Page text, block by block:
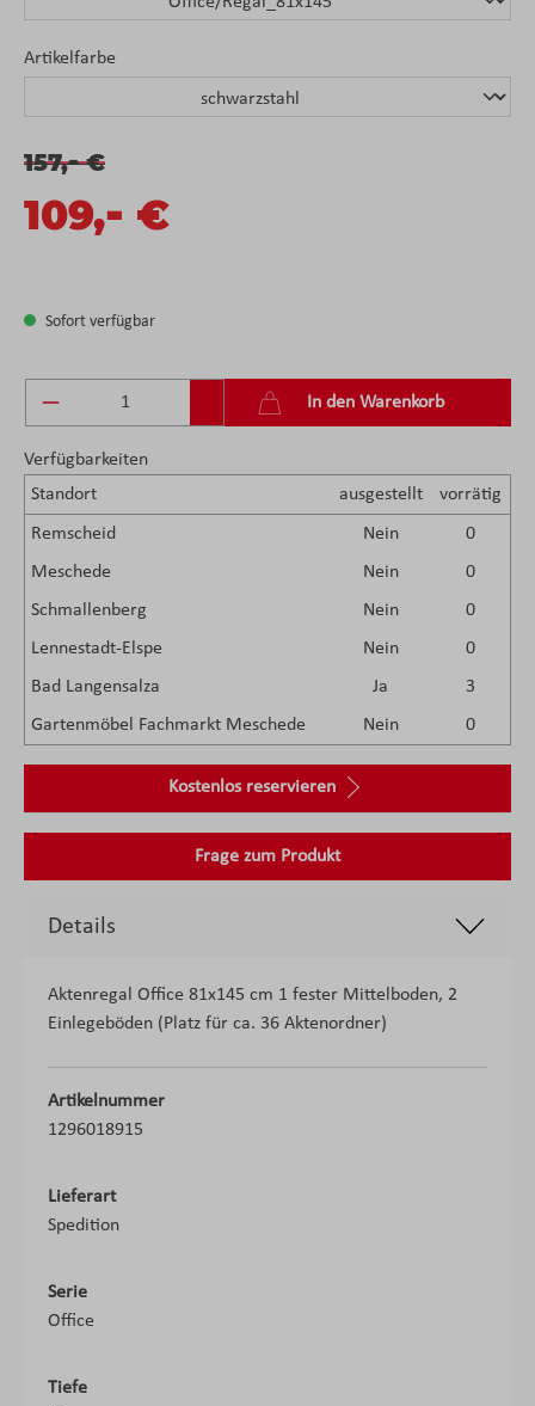
Artikelfarbe
157,-€
109,- €
Sofort verfügbar
Produkt Anzahl: Gib den gewünschten Wert
In den Warenkorb
Verfügbarkeiten
Standort
ausgestellt vorrätig
Remscheid Nein
0
Meschede
Nein
0
Schmallenberg
Nein
0
Lennestadt-Elspe
Nein
0
Bad Langensalza
Ja
3
Gartenmöbel Fachmarkt Meschede
Nein 0
Kostenlos reservieren
Frage zum Produkt
Details
Aktenregal Office 81x145 cm 1 fester Mittelboden, 2
Einlegeböden (Platz für ca. 36 Aktenordner)
Artikelnummer
1296018915
Lieferart
Spedition
Serie
Office
Tiefe